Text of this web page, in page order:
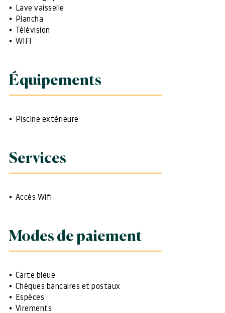
Lave vaisselle
Plancha
Télévision
WIFI
Équipements
Piscine extérieure
Services
Accès Wifi
Modes de paiement
Carte bleue
Chèques bancaires et postaux
Espèces
Virements